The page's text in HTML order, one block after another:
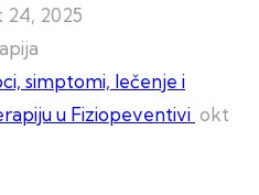
24, 2025
simptomi, lečenje i
u Fiziopeventivi okt